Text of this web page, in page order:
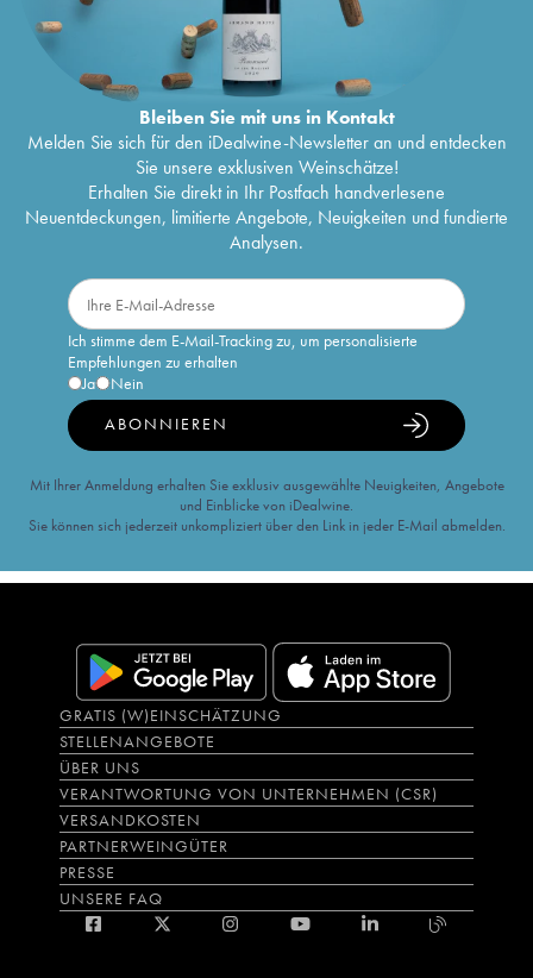
Bleiben Sie mit uns in Kontakt
Melden Sie sich für den iDealwine-Newsletter an und entdecken
Sie unsere exklusiven Weinschätze!
Erhalten Sie direkt in Ihr Postfach handverlesene
Neuentdeckungen, limitierte Angebote, Neuigkeiten und fundierte
Analysen.
Ich stimme dem E-Mail-Tracking zu, um personalisierte
Empfehlungen zu erhalten
Ja
Nein
ABONNIEREN
Mit Ihrer Anmeldung erhalten Sie exklusiv ausgewählte Neuigkeiten, Angebote
und Einblicke von iDealwine.
Sie können sich jederzeit unkompliziert über den Link in jeder E-Mail abmelden.
GRATIS (W)EINSCHÄTZUNG
STELLENANGEBOTE
ÜBER UNS
VERANTWORTUNG VON UNTERNEHMEN (CSR)
VERSANDKOSTEN
PARTNERWEINGÜTER
PRESSE
UNSERE FAQ